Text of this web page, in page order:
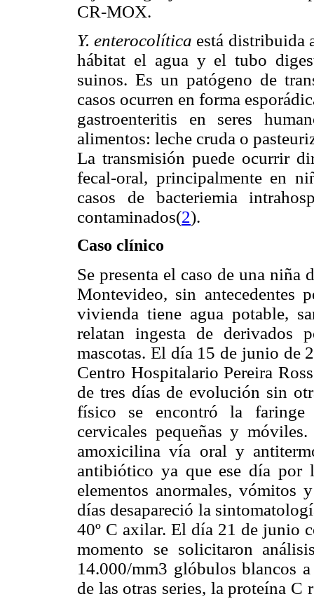
CR-MOX.
Y. enterocolítica está distribuida
hábitat el agua y el tubo
suinos. Es un patógeno de
casos ocurren en forma
gastroenteritis en seres
alimentos: leche cruda o
La transmisión puede ocurrir
fecal-oral, principalmente en
casos de bacteriemia
contaminados(2).
Caso clínico
Se presenta el caso de una niña
Montevideo, sin antecedentes
vivienda tiene agua potable,
relatan ingesta de derivados
mascotas. El día 15 de junio de
Centro Hospitalario Pereira
de tres días de evolución sin
físico se encontró la faringe
cervicales pequeñas y
amoxicilina vía oral y
antibiótico ya que ese día por
elementos anormales,
días desapareció la
40º C axilar. El día 21 de junio
momento se solicitaron
14.000/mm3 glóbulos blancos
de las otras series, la proteína